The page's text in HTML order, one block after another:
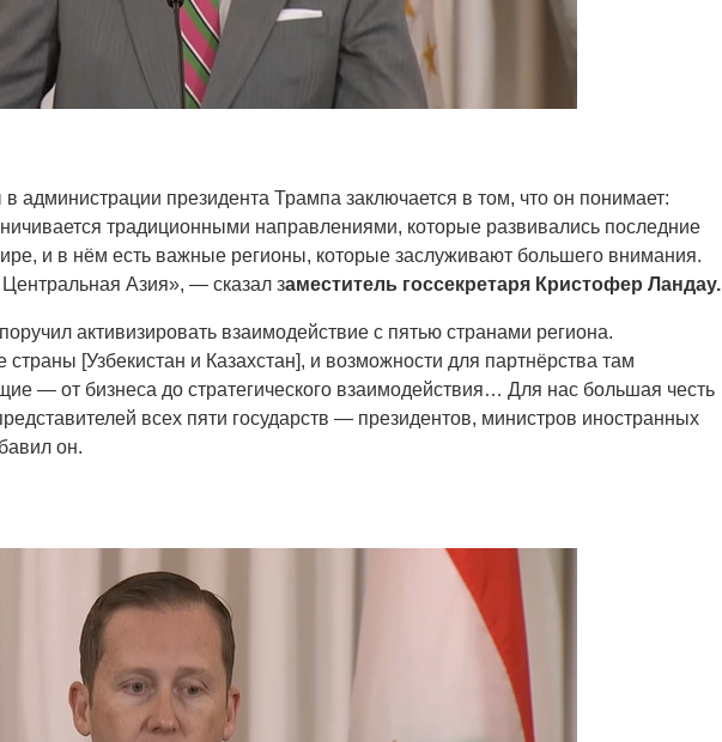
администрации президента Трампа заключается в том, что он понимает:
традиционными направлениями, которые развивались последние
и в нём есть важные регионы, которые заслуживают большего внимания.
Азия», — сказал заместитель госсекретаря Кристофер Ландау.
активизировать взаимодействие с пятью странами региона.
[Узбекистан и Казахстан], и возможности для партнёрства там
— от бизнеса до стратегического взаимодействия… Для нас большая честь
всех пяти государств — президентов, министров иностранных
он.